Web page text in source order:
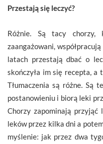
Przestają się leczyć?
Różnie. Są tacy
zaangażowani,
latach przestają dbać o
skończyła im się recepta, a
Tłumaczenia są różne.
postanowieniu i biorą leki
Chorzy zapominają przyjąć
leków przez kilka dni a
myślenie: jak przez dwa